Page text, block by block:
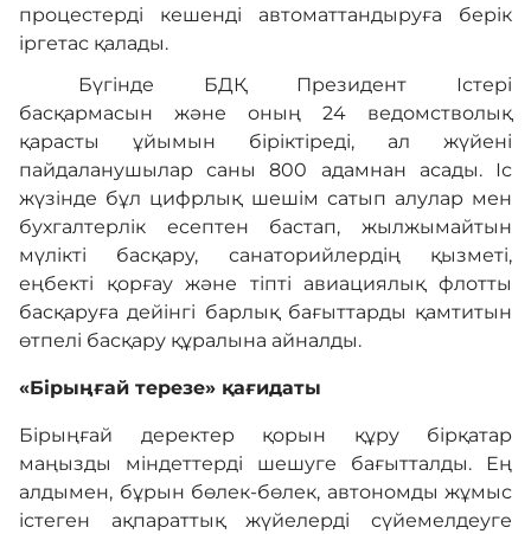
процестерді кешенді автоматтандыруға берік
іргетас қалады.
Бүгінде БДҚ Президент Істері
басқармасын және оның 24 ведомстволық
қарасты ұйымын біріктіреді, ал жүйені
пайдаланушылар саны 800 адамнан асады. Іс
жүзінде бұл цифрлық шешім сатып алулар мен
бухгалтерлік есептен бастап, жылжымайтын
мүлікті басқару, санаторийлердің қызметі,
еңбекті қорғау және тіпті авиациялық флотты
басқаруға дейінгі барлық бағыттарды қамтитын
өтпелі басқару құралына айналды.
«Бірыңғай терезе» қағидаты
Бірыңғай деректер қорын құру бірқатар
маңызды міндеттерді шешуге бағытталды. Ең
алдымен, бұрын бөлек-бөлек, автономды жұмыс
істеген ақпараттық жүйелерді сүйемелдеуге